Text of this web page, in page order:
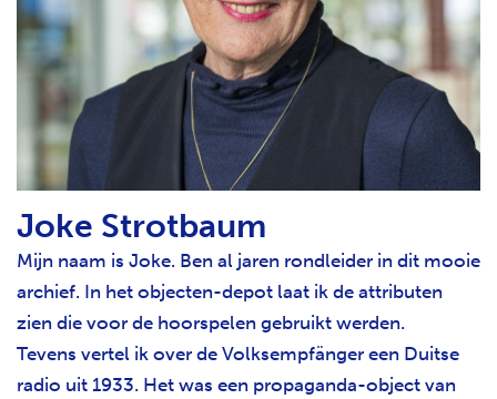
Joke Strotbaum
Mijn naam is Joke. Ben al jaren rondleider in dit mooie
archief. In het objecten-depot laat ik de attributen
zien die voor de hoorspelen gebruikt werden.
Tevens vertel ik over de Volksempfänger een Duitse
radio uit 1933. Het was een propaganda-object van